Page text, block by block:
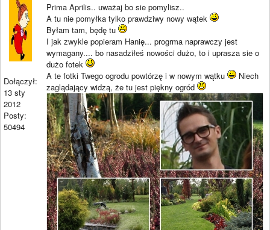
Dołączył:
13 sty
2012
Posty:
50494
Prima Aprilis.. uważaj bo sie pomylisz..
A tu nie pomyłka tylko prawdziwy nowy wątek
Byłam tam, będę tu
I jak zwykle popieram Hanię... progrma naprawczy jest
wymagany.... bo nasadziłeś nowości dużo, to i uprasza sie o
dużo fotek
A te fotki Twego ogrodu powtórzę i w nowym wątku
Niech
zaglądający widzą, że tu jest piękny ogród